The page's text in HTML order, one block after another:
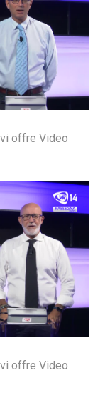
offre Video
offre Video